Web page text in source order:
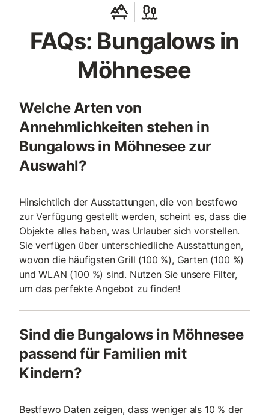
FAQs: Bungalows in
Möhnesee
Welche Arten von
Annehmlichkeiten stehen in
Bungalows in Möhnesee zur
Auswahl?
Hinsichtlich der Ausstattungen, die von bestfewo
zur Verfügung gestellt werden, scheint es, dass die
Objekte alles haben, was Urlauber sich vorstellen.
Sie verfügen über unterschiedliche Ausstattungen,
wovon die häufigsten Grill (100 %), Garten (100 %)
und WLAN (100 %) sind. Nutzen Sie unsere Filter,
um das perfekte Angebot zu finden!
Sind die Bungalows in Möhnesee
passend für Familien mit
Kindern?
Bestfewo Daten zeigen, dass weniger als 10 % der